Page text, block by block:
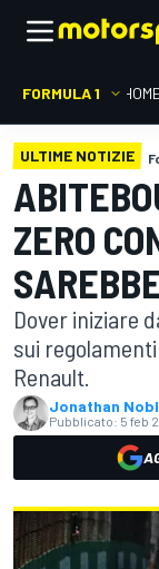
FORMULA 1
ULTIME NOTIZIE
ZERO
Dover iniziare
sui
Renault.
Jonathan
Pubblicato: 5 feb